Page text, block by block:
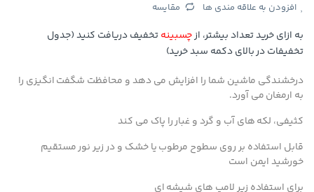
افزودن به علاقه مندی ها مقایسه
به ازای خرید تعداد بیشتر، ازچسبینهتخفیف دریافت کنید (جدول
تخفیفات در بالای دکمه سبد خرید)
درخشندگی ماشین شما را افزایش می دهد و محافظت شگفت انگیزی را
به ارمغان می آورد.
کثیفی، لکه های آب و گرد و غبار را پاک می کند
قابل استفاده بر روی سطوح مرطوب یا خشک و در زیر نور مستقیم
خورشید ایمن است
برای استفاده زیر لامپ های شیشه ای